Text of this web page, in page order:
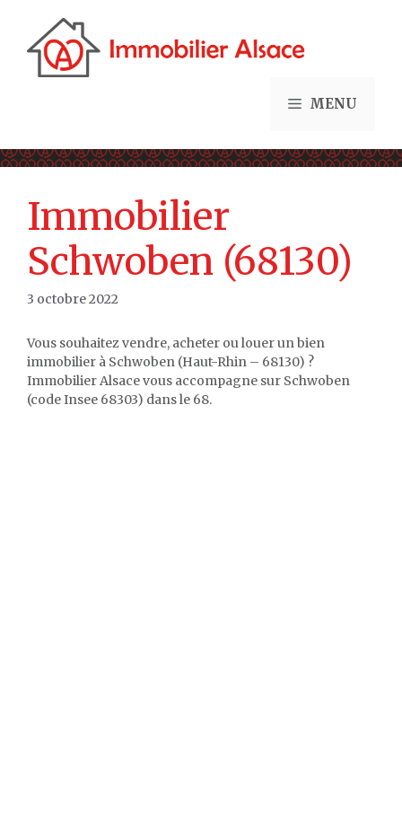
contenu
MENU
Immobilier
Schwoben (68130)
3 octobre 2022
Vous souhaitez vendre, acheter ou louer un bien
immobilier à Schwoben (Haut-Rhin – 68130) ?
Immobilier Alsace vous accompagne sur Schwoben
(code Insee 68303) dans le 68.